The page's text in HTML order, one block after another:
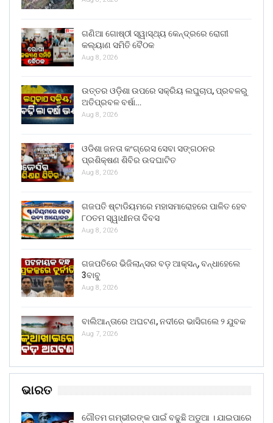
ଗଣିଆ ଗୋଷ୍ଠୀ ସ୍ୱାସ୍ଥ୍ୟ କେନ୍ଦ୍ରରେ ରୋଗୀ
କଲ୍ୟାଣ ସମିତି ବୈଠକ
Aug 8, 2026
ଉତ୍ତର ଓଡ଼ିଶା ଉପରେ ସକ୍ରିୟ ଲଘୁଚାପ, ପ୍ରବଳରୁ
ଅତିପ୍ରବଳ ବର୍ଷା…
Aug 8, 2026
ଓଡିଶା ଜନତା କଂଗ୍ରେସ ସେବା ସଙ୍ଗଠନର
ପ୍ରଶିକ୍ଷଣ ଶିବିର ଉଦଘାଟିତ
Aug 8, 2026
ଗଜପତି ଷ୍ଟାଡିୟମରେ ମହାସମାରୋହରେ ପାଳିତ ହେବ
୮୦ତମ ସ୍ୱାଧୀନତା ଦିବସ
Aug 8, 2026
ଗଜପତିରେ ଭିଜିଲାନ୍ସର ବଡ଼ ଆକ୍ସନ୍, ବନ୍ଧାହେଲେ
3ବାବୁ
Aug 8, 2026
ବାଲିଆନ୍ତାରେ ଅଘଟଣ, ନଦୀରେ ଭାସିଗଲେ ୨ ଯୁବକ
Aug 7, 2026
ଭାରତ
ଗୌତମ ଗମ୍ଭୀରଙ୍କ ପାଇଁ ବଢୁଛି ଅଡୁଆ । ଯାଇପାରେ